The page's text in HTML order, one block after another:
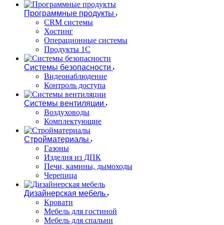
Программные продукты
CRM системы
Хостинг
Операционные системы
Продукты 1С
Системы безопасности
Видеонаблюдение
Контроль доступа
Системы вентиляции
Воздуховоды
Комплектующие
Стройматериалы
Газоны
Изделия из ДПК
Печи, камины, дымоходы
Черепица
Дизайнерская мебель
Кровати
Мебель для гостиной
Мебель для спальни